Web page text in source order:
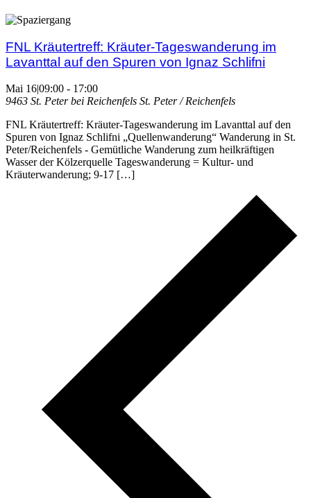
FNL Kräutertreff: Kräuter-Tageswanderung im
Lavanttal auf den Spuren von Ignaz Schlifni
Mai 16|09:00 - 17:00
9463 St. Peter bei Reichenfels St. Peter / Reichenfels
FNL Kräutertreff: Kräuter-Tageswanderung im Lavanttal auf den
Spuren von Ignaz Schlifni „Quellenwanderung“ Wanderung in St.
Peter/Reichenfels - Gemütliche Wanderung zum heilkräftigen
Wasser der Kölzerquelle Tageswanderung = Kultur- und
Kräuterwanderung; 9-17 […]